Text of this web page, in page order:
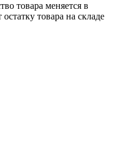
товара меняется в
товара на складе